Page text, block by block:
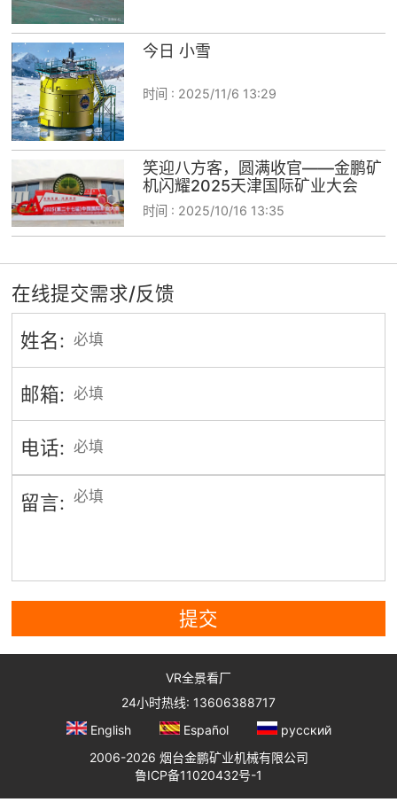
今日 小雪
时间 : 2025/11/6 13:29
笑迎八方客，圆满收官——金鹏矿
机闪耀2025天津国际矿业大会
时间 : 2025/10/16 13:35
在线提交需求/反馈
姓名:
邮箱:
电话:
留言:
提交
VR全景看厂
24小时热线: 13606388717
English
Español
русский
2006-2026 烟台金鹏矿业机械有限公司
鲁ICP备11020432号-1